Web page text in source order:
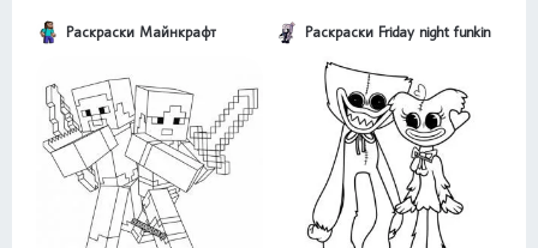
Раскраски Майнкрафт Раскраски Friday night funkin